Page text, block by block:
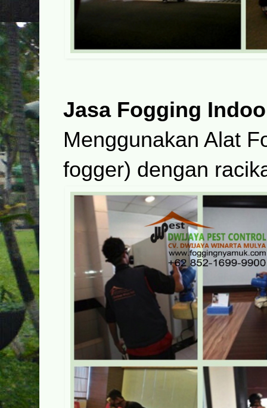
Jasa Fogging
Menggunakan Alat
fogger) dengan